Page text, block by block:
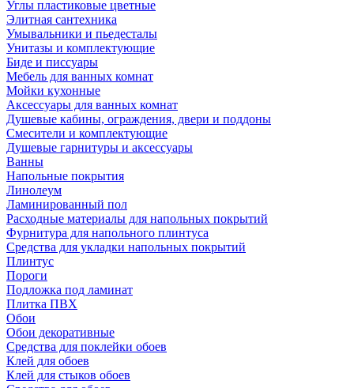
Углы пластиковые цветные
Элитная сантехника
Умывальники и пьедесталы
Унитазы и комплектующие
Биде и писсуары
Мебель для ванных комнат
Мойки кухонные
Аксессуары для ванных комнат
Душевые кабины, ограждения, двери и поддоны
Смесители и комплектующие
Душевые гарнитуры и аксессуары
Ванны
Напольные покрытия
Линолеум
Ламинированный пол
Расходные материалы для напольных покрытий
Фурнитура для напольного плинтуса
Средства для укладки напольных покрытий
Плинтус
Пороги
Подложка под ламинат
Плитка ПВХ
Обои
Обои декоративные
Средства для поклейки обоев
Клей для обоев
Клей для стыков обоев